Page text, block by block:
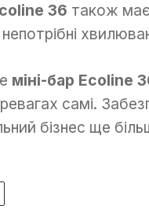
36 також
міні-бар Ecoline
самі.
бізнес ще